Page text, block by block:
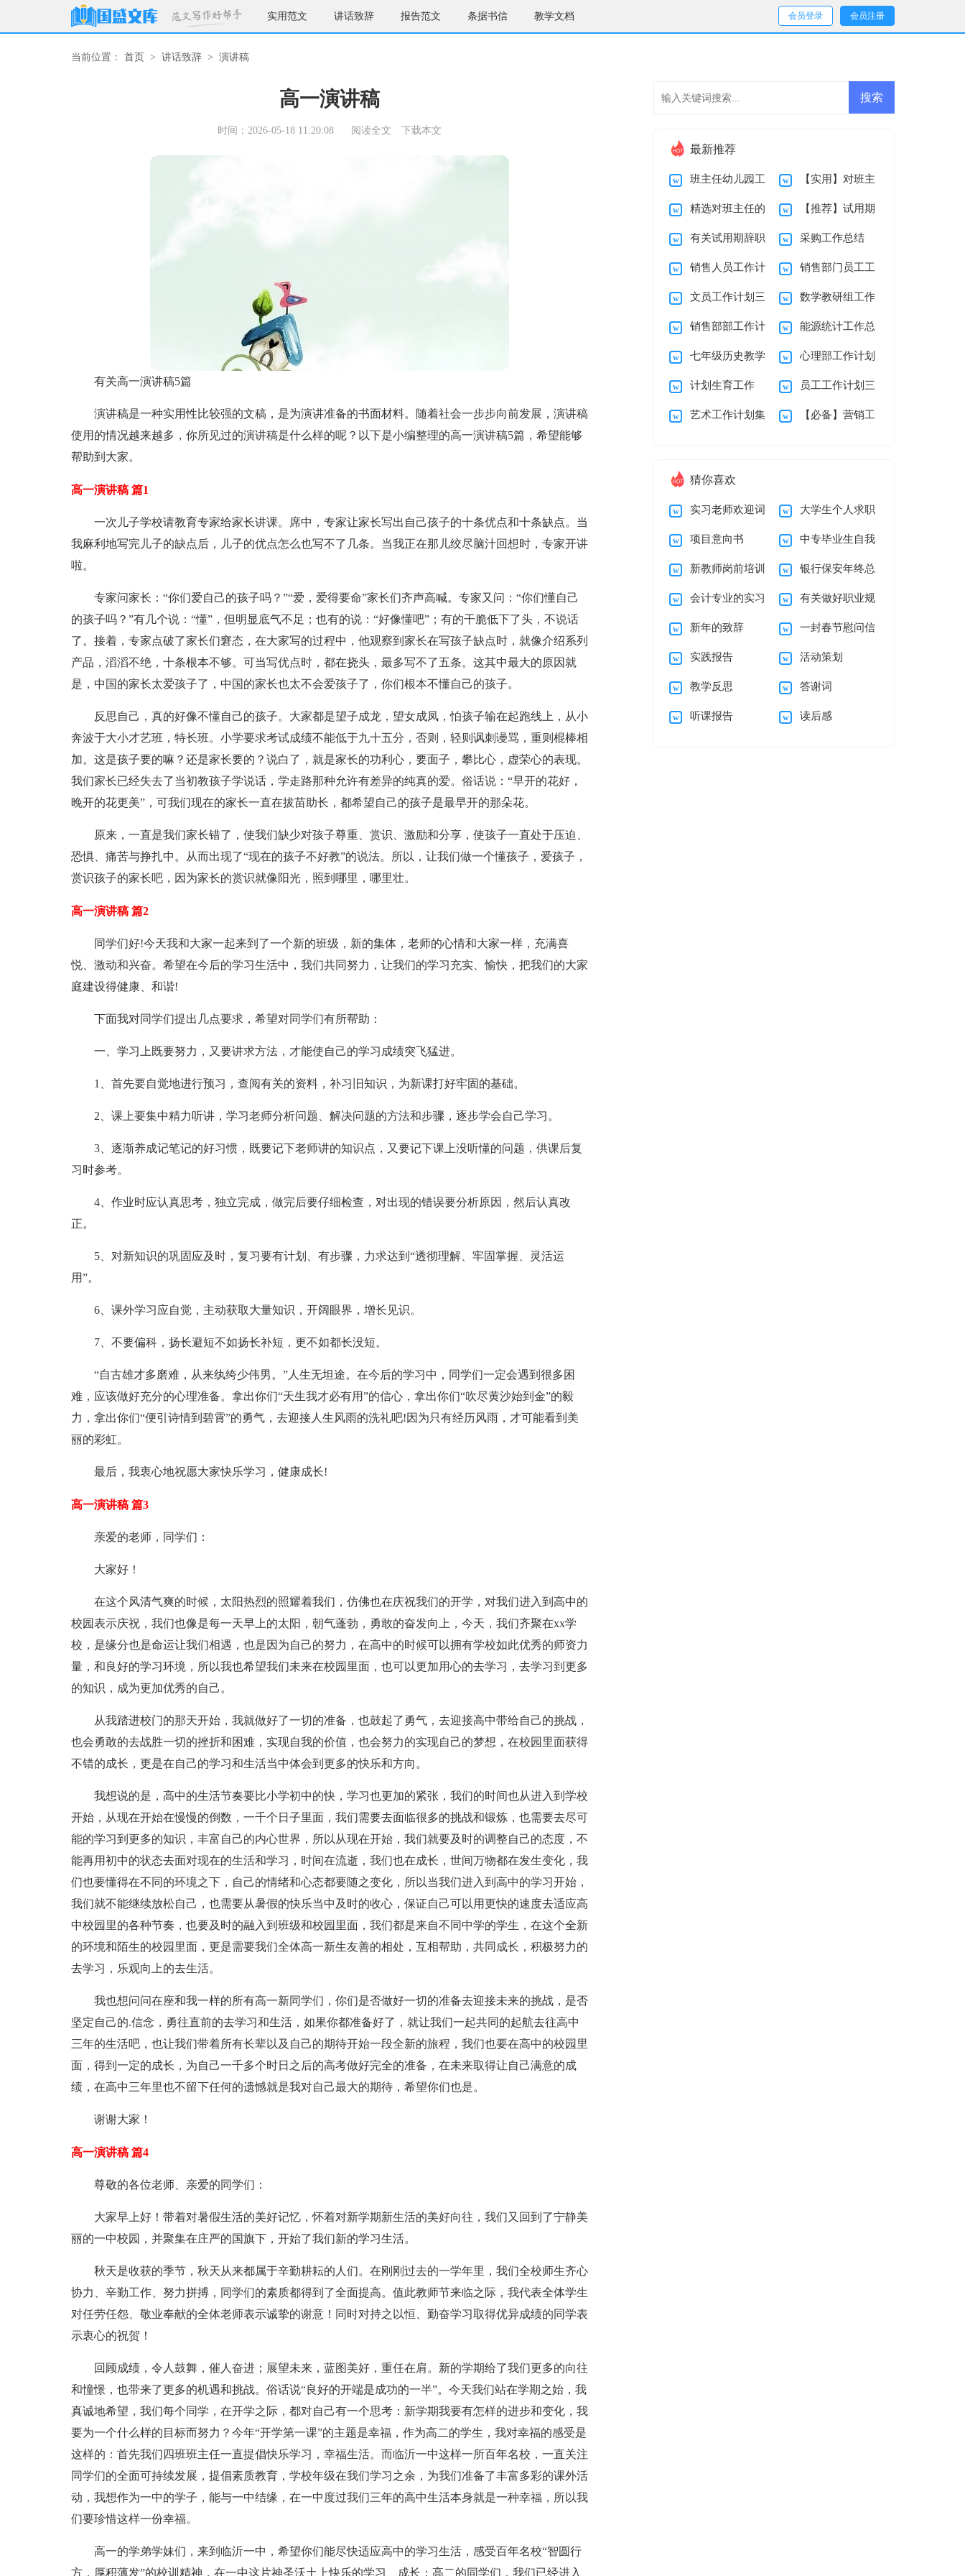
实用范文 讲话致辞 报告范文 条据书信 教学文档 会员登录 会员注册
当前位置： 首页 > 讲话致辞 > 演讲稿
高一演讲稿
时间：2026-05-18 11:20:08 阅读全文 下载本文
有关高一演讲稿5篇
演讲稿是一种实用性比较强的文稿，是为演讲准备的书面材料。随着社会一步步向前发展，演讲稿
使用的情况越来越多，你所见过的演讲稿是什么样的呢？以下是小编整理的高一演讲稿5篇，希望能够
帮助到大家。
高一演讲稿 篇1
一次儿子学校请教育专家给家长讲课。席中，专家让家长写出自己孩子的十条优点和十条缺点。当
我麻利地写完儿子的缺点后，儿子的优点怎么也写不了几条。当我正在那儿绞尽脑汁回想时，专家开讲
啦。
专家问家长：“你们爱自己的孩子吗？”“爱，爱得要命”家长们齐声高喊。专家又问：“你们懂自己
的孩子吗？”有几个说：“懂”，但明显底气不足；也有的说：“好像懂吧”；有的干脆低下了头，不说话
了。接着，专家点破了家长们窘态，在大家写的过程中，他观察到家长在写孩子缺点时，就像介绍系列
产品，滔滔不绝，十条根本不够。可当写优点时，都在挠头，最多写不了五条。这其中最大的原因就
是，中国的家长太爱孩子了，中国的家长也太不会爱孩子了，你们根本不懂自己的孩子。
反思自己，真的好像不懂自己的孩子。大家都是望子成龙，望女成凤，怕孩子输在起跑线上，从小
奔波于大小才艺班，特长班。小学要求考试成绩不能低于九十五分，否则，轻则讽刺谩骂，重则棍棒相
加。这是孩子要的嘛？还是家长要的？说白了，就是家长的功利心，要面子，攀比心，虚荣心的表现。
我们家长已经失去了当初教孩子学说话，学走路那种允许有差异的纯真的爱。俗话说：“早开的花好，
晚开的花更美”，可我们现在的家长一直在拔苗助长，都希望自己的孩子是最早开的那朵花。
原来，一直是我们家长错了，使我们缺少对孩子尊重、赏识、激励和分享，使孩子一直处于压迫、
恐惧、痛苦与挣扎中。从而出现了“现在的孩子不好教”的说法。所以，让我们做一个懂孩子，爱孩子，
赏识孩子的家长吧，因为家长的赏识就像阳光，照到哪里，哪里壮。
高一演讲稿 篇2
同学们好!今天我和大家一起来到了一个新的班级，新的集体，老师的心情和大家一样，充满喜
悦、激动和兴奋。希望在今后的学习生活中，我们共同努力，让我们的学习充实、愉快，把我们的大家
庭建设得健康、和谐!
下面我对同学们提出几点要求，希望对同学们有所帮助：
一、学习上既要努力，又要讲求方法，才能使自己的学习成绩突飞猛进。
1、首先要自觉地进行预习，查阅有关的资料，补习旧知识，为新课打好牢固的基础。
2、课上要集中精力听讲，学习老师分析问题、解决问题的方法和步骤，逐步学会自己学习。
3、逐渐养成记笔记的好习惯，既要记下老师讲的知识点，又要记下课上没听懂的问题，供课后复
习时参考。
4、作业时应认真思考，独立完成，做完后要仔细检查，对出现的错误要分析原因，然后认真改
正。
5、对新知识的巩固应及时，复习要有计划、有步骤，力求达到“透彻理解、牢固掌握、灵活运
用”。
6、课外学习应自觉，主动获取大量知识，开阔眼界，增长见识。
7、不要偏科，扬长避短不如扬长补短，更不如都长没短。
“自古雄才多磨难，从来纨绔少伟男。”人生无坦途。在今后的学习中，同学们一定会遇到很多困
难，应该做好充分的心理准备。拿出你们“天生我才必有用”的信心，拿出你们“吹尽黄沙始到金”的毅
力，拿出你们“便引诗情到碧霄”的勇气，去迎接人生风雨的洗礼吧!因为只有经历风雨，才可能看到美
丽的彩虹。
最后，我衷心地祝愿大家快乐学习，健康成长!
高一演讲稿 篇3
亲爱的老师，同学们：
大家好！
在这个风清气爽的时候，太阳热烈的照耀着我们，仿佛也在庆祝我们的开学，对我们进入到高中的
校园表示庆祝，我们也像是每一天早上的太阳，朝气蓬勃，勇敢的奋发向上，今天，我们齐聚在xx学
校，是缘分也是命运让我们相遇，也是因为自己的努力，在高中的时候可以拥有学校如此优秀的师资力
量，和良好的学习环境，所以我也希望我们未来在校园里面，也可以更加用心的去学习，去学习到更多
的知识，成为更加优秀的自己。
从我踏进校门的那天开始，我就做好了一切的准备，也鼓起了勇气，去迎接高中带给自己的挑战，
也会勇敢的去战胜一切的挫折和困难，实现自我的价值，也会努力的实现自己的梦想，在校园里面获得
不错的成长，更是在自己的学习和生活当中体会到更多的快乐和方向。
我想说的是，高中的生活节奏要比小学初中的快，学习也更加的紧张，我们的时间也从进入到学校
开始，从现在开始在慢慢的倒数，一千个日子里面，我们需要去面临很多的挑战和锻炼，也需要去尽可
能的学习到更多的知识，丰富自己的内心世界，所以从现在开始，我们就要及时的调整自己的态度，不
能再用初中的状态去面对现在的生活和学习，时间在流逝，我们也在成长，世间万物都在发生变化，我
们也要懂得在不同的环境之下，自己的情绪和心态都要随之变化，所以当我们进入到高中的学习开始，
我们就不能继续放松自己，也需要从暑假的快乐当中及时的收心，保证自己可以用更快的速度去适应高
中校园里的各种节奏，也要及时的融入到班级和校园里面，我们都是来自不同中学的学生，在这个全新
的环境和陌生的校园里面，更是需要我们全体高一新生友善的相处，互相帮助，共同成长，积极努力的
去学习，乐观向上的去生活。
我也想问问在座和我一样的所有高一新同学们，你们是否做好一切的准备去迎接未来的挑战，是否
坚定自己的.信念，勇往直前的去学习和生活，如果你都准备好了，就让我们一起共同的起航去往高中
三年的生活吧，也让我们带着所有长辈以及自己的期待开始一段全新的旅程，我们也要在高中的校园里
面，得到一定的成长，为自己一千多个时日之后的高考做好完全的准备，在未来取得让自己满意的成
绩，在高中三年里也不留下任何的遗憾就是我对自己最大的期待，希望你们也是。
谢谢大家！
高一演讲稿 篇4
尊敬的各位老师、亲爱的同学们：
大家早上好！带着对暑假生活的美好记忆，怀着对新学期新生活的美好向往，我们又回到了宁静美
丽的一中校园，并聚集在庄严的国旗下，开始了我们新的学习生活。
秋天是收获的季节，秋天从来都属于辛勤耕耘的人们。在刚刚过去的一学年里，我们全校师生齐心
协力、辛勤工作、努力拼搏，同学们的素质都得到了全面提高。值此教师节来临之际，我代表全体学生
对任劳任怨、敬业奉献的全体老师表示诚挚的谢意！同时对持之以恒、勤奋学习取得优异成绩的同学表
示衷心的祝贺！
回顾成绩，令人鼓舞，催人奋进；展望未来，蓝图美好，重任在肩。新的学期给了我们更多的向往
和憧憬，也带来了更多的机遇和挑战。俗话说“良好的开端是成功的一半”。今天我们站在学期之始，我
真诚地希望，我们每个同学，在开学之际，都对自己有一个思考：新学期我要有怎样的进步和变化，我
要为一个什么样的目标而努力？今年“开学第一课”的主题是幸福，作为高二的学生，我对幸福的感受是
这样的：首先我们四班班主任一直提倡快乐学习，幸福生活。而临沂一中这样一所百年名校，一直关注
同学们的全面可持续发展，提倡素质教育，学校年级在我们学习之余，为我们准备了丰富多彩的课外活
动，我想作为一中的学子，能与一中结缘，在一中度过我们三年的高中生活本身就是一种幸福，所以我
们要珍惜这样一份幸福。
高一的学弟学妹们，来到临沂一中，希望你们能尽快适应高中的学习生活，感受百年名校“智圆行
方，厚积薄发”的校训精神，在一中这片神圣沃土上快乐的学习、成长；高二的同学们，我们已经进入
最新推荐
班主任幼儿园工
作计划集合九篇
【实用】对班主
任的工作计划集合8
篇
精选对班主任的
工作计划模板集合5
篇
【推荐】试用期
辞职报告四篇
有关试用期辞职
报告汇编九篇
采购工作总结
销售人员工作计
划
销售部门员工工
作计划
文员工作计划三
篇
数学教研组工作
总结15篇
销售部部工作计
划
能源统计工作总
结
七年级历史教学
工作计划15篇
心理部工作计划
计划生育工作 员工工作计划三
篇
艺术工作计划集 【必备】营销工
猜你喜欢
实习老师欢迎词 大学生个人求职
简历自我介绍
项目意向书 中专毕业生自我
鉴定
新教师岗前培训
心得体会15篇
银行保安年终总
结
会计专业的实习
报告汇总6篇
有关做好职业规
划范文汇编5篇
新年的致辞 一封春节慰问信
15篇
实践报告 活动策划
教学反思 答谢词
听课报告 读后感